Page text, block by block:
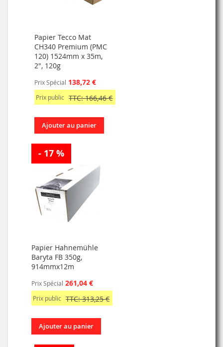
Papier Tecco Mat
CH340 Premium (PMC
120) 1524mm x 35m,
2", 120g
Prix Spécial 138,72 €
Prix public TTC: 166,46 €
Ajouter au panier
- 17 %
Papier Hahnemühle
Baryta FB 350g,
914mmx12m
Prix Spécial 261,04 €
Prix public TTC: 313,25 €
Ajouter au panier